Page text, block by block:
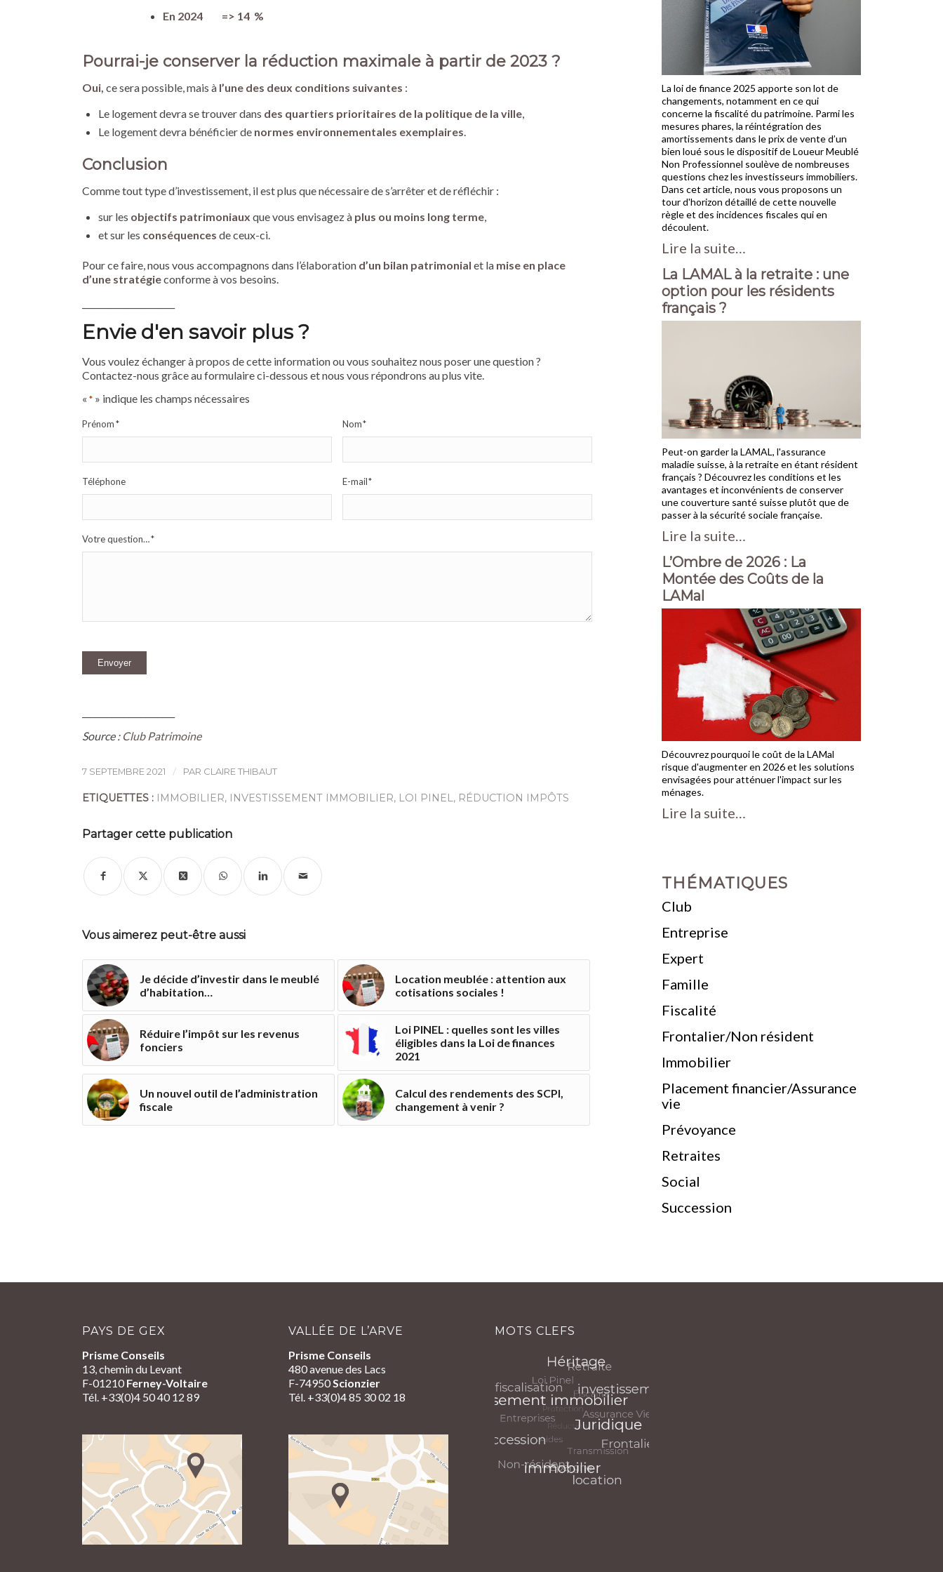
En 2024 => 14 %
Pourrai-je conserver la réduction maximale à partir de 2023 ?
Oui, ce sera possible, mais à l’une des deux conditions suivantes :
Le logement devra se trouver dans des quartiers prioritaires de la politique de la ville
Le logement devra bénéficier de normes environnementales exemplaires
Conclusion
Comme tout type d’investissement, il est plus que nécessaire de s’arrêter et de réfléchir :
sur les objectifs patrimoniaux que vous envisagez à plus ou moins long terme,
et sur les conséquences de ceux-ci.
Pour ce faire, nous vous accompagnons dans l’élaboration d’un bilan patrimonial et la mise en place
d’une stratégieconforme à vos besoins.
Envie d'en savoir plus ?
Vous voulez échanger à propos de cette information ou vous souhaitez nous poser une question ?
Contactez-nous grâce au formulaire ci-dessous et nous vous répondrons au plus vite.
«* » indique les champs nécessaires
Prénom* Nom*
Téléphone E-mail*
Votre question…*
Envoyer
Source : Club Patrimoine
7 SEPTEMBRE 2021 / PAR CLAIRE THIBAUT
ETIQUETTES : IMMOBILIER, INVESTISSEMENT IMMOBILIER, LOI PINEL, RÉDUCTION IMPÔTS
Partager cette publication
Vous aimerez peut-être aussi
Je décide d’investir dans le meublé
d’habitation…
Location meublée : attention aux
cotisations sociales !
Réduire l’impôt sur les revenus
fonciers
Loi PINEL : quelles sont les villes
éligibles dans la Loi de finances
2021
Un nouvel outil de l’administration
fiscale
Calcul des rendements des SCPI,
changement à venir ?
La loi de finance 2025 apporte son lot de
changements, notamment en ce qui
concerne la fiscalité du patrimoine. Parmi les
mesures phares, la réintégration des
amortissements dans le prix de vente d’un
bien loué sous le dispositif de Loueur Meublé
Non Professionnel soulève de nombreuses
questions chez les investisseurs immobiliers.
Dans cet article, nous vous proposons un
tour d'horizon détaillé de cette nouvelle
règle et des incidences fiscales qui en
découlent.
Lire la suite…
La LAMAL à la retraite : une
option pour les résidents
français ?
Peut-on garder la LAMAL, l'assurance
maladie suisse, à la retraite en étant résident
français ? Découvrez les conditions et les
avantages et inconvénients de conserver
une couverture santé suisse plutôt que de
passer à la sécurité sociale française.
Lire la suite…
L’Ombre de 2026 : La
Montée des Coûts de la
LAMal
Découvrez pourquoi le coût de la LAMal
risque d'augmenter en 2026 et les solutions
envisagées pour atténuer l'impact sur les
ménages.
Lire la suite…
THÉMATIQUES
Club
Entreprise
Expert
Famille
Fiscalité
Frontalier/Non résident
Immobilier
Placement financier/Assurance
vie
Prévoyance
Retraites
Social
Succession
PAYS DE GEX
Prisme Conseils
13, chemin du Levant
F-01210 Ferney-Voltaire
Tél. +33(0)4 50 40 12 89
VALLÉE DE L’ARVE
Prisme Conseils
480 avenue des Lacs
F-74950 Scionzier
Tél. +33(0)4 85 30 02 18
MOTS CLEFS